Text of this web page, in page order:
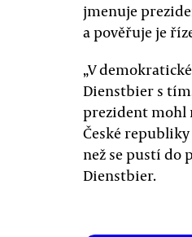
jmenuje
a pověřuje je
„V
Dienstbier s
prezident mohl
České
než se pustí do
Dienstbier.